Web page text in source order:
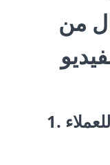
من
1. تقديم خدمات الترجمة للعملاء